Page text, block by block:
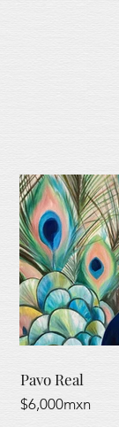
Pavo Real
$6,000mxn